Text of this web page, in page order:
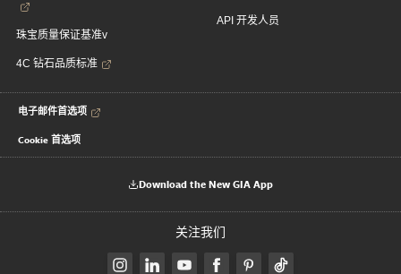
珠宝质量保证基准v
4C 钻石品质标准
API 开发人员
电子邮件首选项
Cookie 首选项
Download the New GIA App
关注我们